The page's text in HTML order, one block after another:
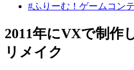
#ふりーむ！ゲームコン
2011年にVXで制作
リメイク